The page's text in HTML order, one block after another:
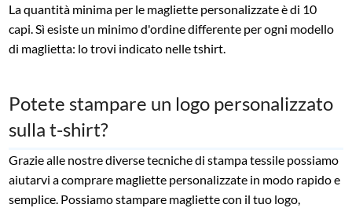
La quantità minima per le magliette personalizzate è di 10
capi. Sì esiste un minimo d'ordine differente per ogni modello
di maglietta: lo trovi indicato nelle tshirt.
Potete stampare un logo personalizzato
sulla t-shirt?
Grazie alle nostre diverse tecniche di stampa tessile possiamo
aiutarvi a comprare magliette personalizzate in modo rapido e
semplice. Possiamo stampare magliette con il tuo logo,